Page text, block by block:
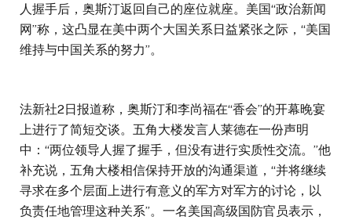
人握手后，奥斯汀返回自己的座位就座。美国“政治新闻
网”称，这凸显在美中两个大国关系日益紧张之际，“美国
维持与中国关系的努力”。
法新社2日报道称，奥斯汀和李尚福在“香会”的开幕晚宴
上进行了简短交谈。五角大楼发言人莱德在一份声明
中：“两位领导人握了握手，但没有进行实质性交流。”他
补充说，五角大楼相信保持开放的沟通渠道，“并将继续
寻求在多个层面上进行有意义的军方对军方的讨论，以
负责任地管理这种关系”。一名美国高级国防官员表示，